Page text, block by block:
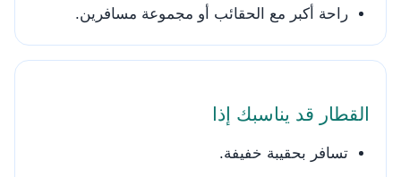
راحة أكبر مع الحقائب أو مجموعة مسافرين.
القطار قد يناسبك إذا
تسافر بحقيبة خفيفة.